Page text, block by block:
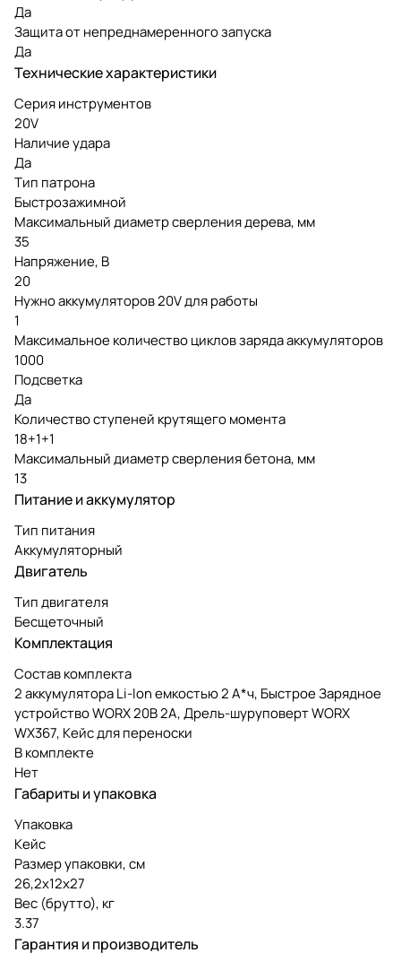
Да
Защита от непреднамеренного запуска
Да
Технические характеристики
Серия инструментов
20V
Наличие удара
Да
Тип патрона
Быстрозажимной
Максимальный диаметр сверления дерева, мм
35
Напряжение, В
20
Нужно аккумуляторов 20V для работы
1
Максимальное количество циклов заряда аккумуляторов
1000
Подсветка
Да
Количество ступеней крутящего момента
18+1+1
Максимальный диаметр сверления бетона, мм
13
Питание и аккумулятор
Тип питания
Аккумуляторный
Двигатель
Тип двигателя
Бесщеточный
Комплектация
Состав комплекта
2 аккумулятора Li-Ion емкостью 2 А*ч, Быстрое Зарядное
устройство WORX 20В 2A, Дрель-шуруповерт WORX
WX367, Кейс для переноски
В комплекте
Нет
Габариты и упаковка
Упаковка
Кейс
Размер упаковки, см
26,2х12х27
Вес (брутто), кг
3.37
Гарантия и производитель